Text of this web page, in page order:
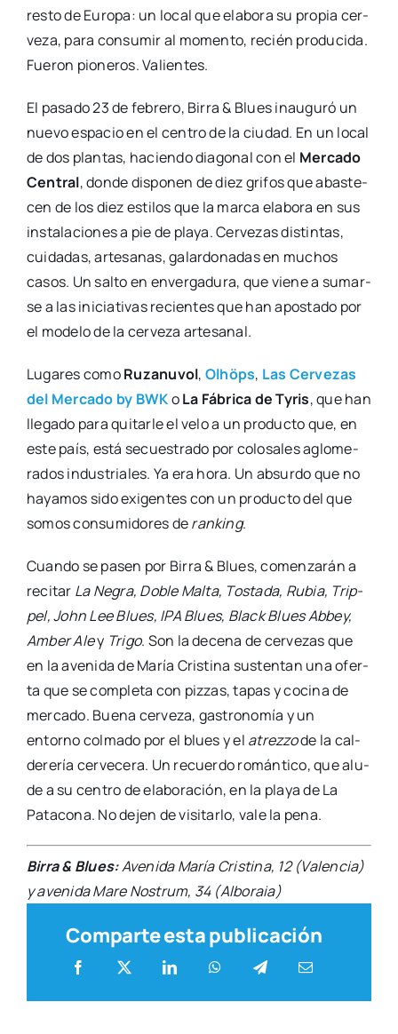
res­to de Euro­pa: un local que ela­bo­ra su pro­pia cer­
ve­za, para con­su­mir al momen­to, recién pro­du­ci­da.
Fue­ron pio­ne­ros. Valien­tes.
El pasa­do 23 de febre­ro, Birra & Blues inau­gu­ró un
nue­vo espa­cio en el cen­tro de la ciu­dad. En un local
de dos plan­tas, hacien­do dia­go­nal con el Mer­ca­do
Cen­tral, don­de dis­po­nen de diez gri­fos que abas­te­
cen de los diez esti­los que la mar­ca ela­bo­ra en sus
ins­ta­la­cio­nes a pie de pla­ya. Cer­ve­zas dis­tin­tas,
cui­da­das, arte­sa­nas, galar­do­na­das en muchos
casos. Un sal­to en enver­ga­du­ra, que vie­ne a sumar­
se a las ini­cia­ti­vas recien­tes que han apos­ta­do por
el mode­lo de la cer­ve­za arte­sa­nal.
Luga­res comoRuza­nu­vol, Olhöps, Las Cer­ve­zas
del Mer­ca­do by BWKoLa Fábri­ca de Tyris, que han
lle­ga­do para qui­tar­le el velo a un pro­duc­to que, en
este país, está secues­tra­do por colo­sa­les aglo­me­
ra­dos indus­tria­les. Ya era hora. Un absur­do que no
haya­mos sido exi­gen­tes con un pro­duc­to del que
somos con­su­mi­do­res deran­king.
Cuan­do se pasen por Birra & Blues, comen­za­rán a
reci­tar La Negra, Doble Mal­ta, Tos­ta­da, Rubia, Trip­
pel, John Lee Blues, IPA Blues, Black Blues Abbey,
Amber Aley Tri­go. Son la dece­na de cer­ve­zas que
en la ave­ni­da de María Cris­ti­na sus­ten­tan una ofer­
ta que se com­ple­ta con piz­zas, tapas y coci­na de
mer­ca­do. Bue­na cer­ve­za, gas­tro­no­mía y un
entorno col­ma­do por el blues y el atrez­zode la cal­
de­re­ría cer­ve­ce­ra. Un recuer­do román­ti­co, que alu­
de a su cen­tro de ela­bo­ra­ción, en la pla­ya de La
Pata­co­na. No dejen de visi­tar­lo, vale la pena.
Birra & Blues:Ave­ni­da María Cris­ti­na, 12 (Valen­cia)
y ave­ni­da Mare Nos­trum, 34 (Albo­raia)
Comparte esta publicación